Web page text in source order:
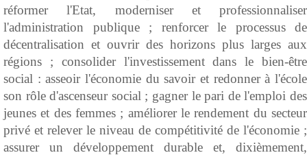
réformer l'Etat, moderniser et professionnaliser
l'administration publique ; renforcer le processus de
décentralisation et ouvrir des horizons plus larges aux
régions ; consolider l'investissement dans le bien-être
social : asseoir l'économie du savoir et redonner à l'école
son rôle d'ascenseur social ; gagner le pari de l'emploi des
jeunes et des femmes ; améliorer le rendement du secteur
privé et relever le niveau de compétitivité de l'économie ;
assurer un développement durable et, dixièmement,